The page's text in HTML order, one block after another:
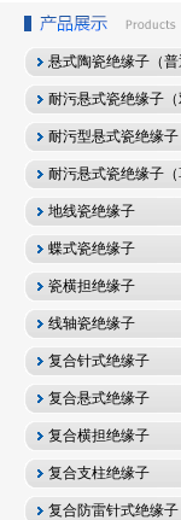
悬式陶瓷绝缘子（普
耐污悬式瓷绝缘子（
耐污型悬式瓷绝缘
耐污悬式瓷绝缘子（
地线瓷绝缘子
蝶式瓷绝缘子
瓷横担绝缘子
线轴瓷绝缘子
复合针式绝缘子
复合悬式绝缘子
复合横担绝缘子
复合支柱绝缘子
复合防雷针式绝缘子